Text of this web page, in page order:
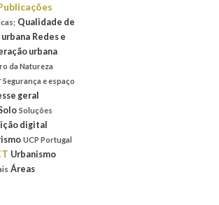
Qualidade de
Redes e
urbana
da Natureza
Segurança e espaço
geral
Soluções
digital
UCP Portugal
Urbanismo
Áreas